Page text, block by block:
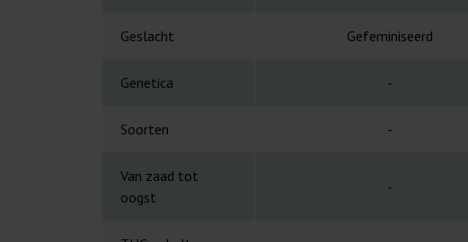
Geslacht Gefeminiseerd
Genetica -
Soorten -
Van zaad tot
oogst
-